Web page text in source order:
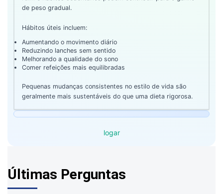
de peso gradual.
Hábitos úteis incluem:
Aumentando o movimento diário
Reduzindo lanches sem sentido
Melhorando a qualidade do sono
Comer refeições mais equilibradas
Pequenas mudanças consistentes no estilo de vida são
geralmente mais sustentáveis do que uma dieta rigorosa.
logar
Últimas Perguntas